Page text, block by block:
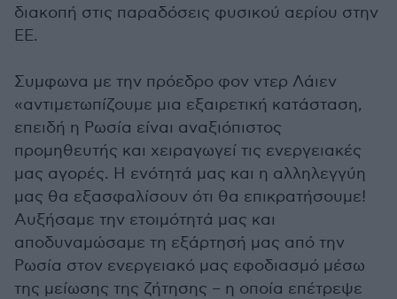
διακοπή στις παραδόσεις φυσικού αερίου στην
ΕΕ.
Συμφωνα με την πρόεδρο φον ντερ Λάιεν
«αντιμετωπίζουμε μια εξαιρετική κατάσταση,
επειδή η Ρωσία είναι αναξιόπιστος
προμηθευτής και χειραγωγεί τις ενεργειακές
μας αγορές. Η ενότητά μας και η αλληλεγγύη
μας θα εξασφαλίσουν ότι θα επικρατήσουμε!
Αυξήσαμε την ετοιμότητά μας και
αποδυναμώσαμε τη εξάρτησή μας από την
Ρωσία στον ενεργειακό μας εφοδιασμό μέσω
της μείωσης της ζήτησης – η οποία επέτρεψε